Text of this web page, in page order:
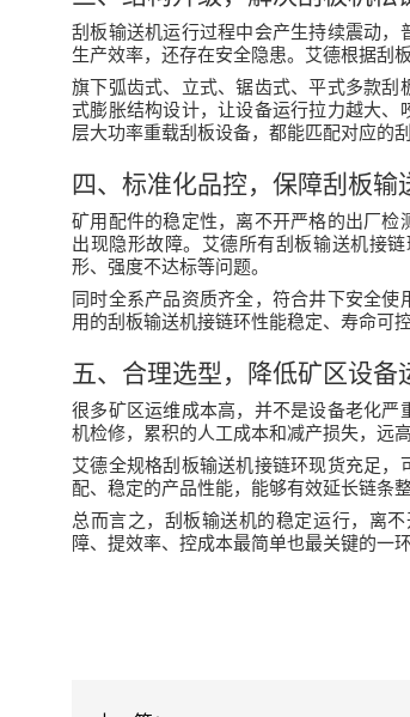
刮板输送机运行过程中会产生持续震动
生产效率，还存在安全隐患。艾德根据刮
旗下弧齿式、立式、锯齿式、平式多款刮
式膨胀结构设计，让设备运行拉力越大
层大功率重载刮板设备，都能匹配对应的
四、标准化品控，保障刮板
矿用配件的稳定性，离不开严格的出厂
出现隐形故障。艾德所有刮板输送机接链
形、强度不达标等问题。
同时全系产品资质齐全，符合井下安全
用的刮板输送机接链环性能稳定、寿命可
五、合理选型，降低矿区设备
很多矿区运维成本高，并不是设备老化
机检修，累积的人工成本和减产损失，远
艾德全规格刮板输送机接链环现货充足，
配、稳定的产品性能，能够有效延长链条
总而言之，刮板输送机的稳定运行，离不
障、提效率、控成本最简单也最关键的一环